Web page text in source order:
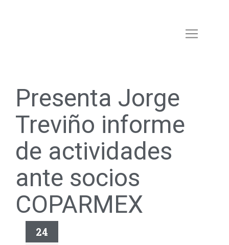
Presenta Jorge
Treviño informe
de actividades
ante socios
COPARMEX
24